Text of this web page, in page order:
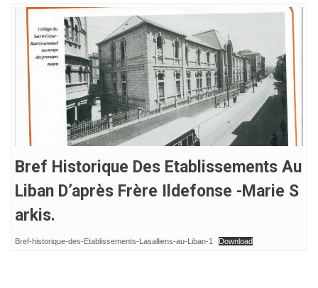
Bref Historique Des Etablissements Au
Liban D’après Frère Ildefonse -Marie S
Arkis.
Bref-historique-des-Etablissements-Lasalliens-au-Liban-1 Download